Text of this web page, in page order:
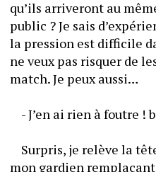
qu’ils arriveront au
public ? Je sais
la pression est difficile
ne veux pas risquer de
match. Je peux aussi…
- J’en ai rien à foutre
Surpris, je relève la
mon gardien